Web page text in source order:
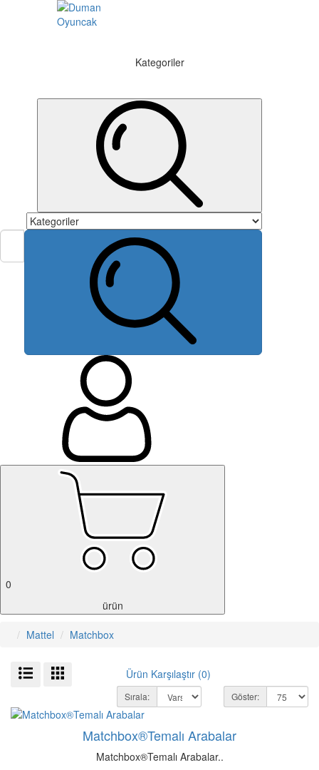
Kategoriler
0
ürün
Mattel Matchbox
Ürün Karşılaştır (0)
Sırala: Göster:
Matchbox®Temalı Arabalar
Matchbox®Temalı Arabalar..